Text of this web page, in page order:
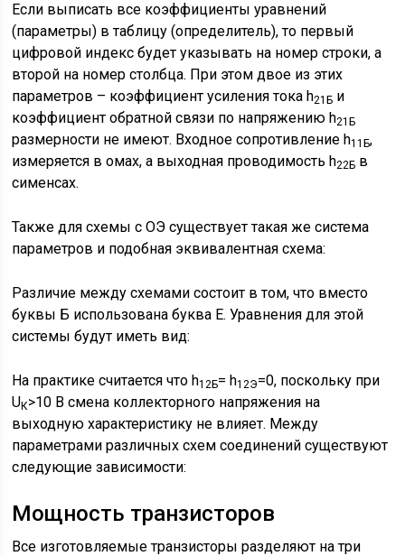
Если выписать все коэффициенты уравнений
(параметры) в таблицу (определитель), то первый
цифровой индекс будет указывать на номер строки, а
второй на номер столбца. При этом двое из этих
параметров – коэффициент усиления тока h21Б и
коэффициент обратной связи по напряжению h21Б
размерности не имеют. Входное сопротивление h11Б,
измеряется в омах, а выходная проводимость h22Б в
сименсах.
Также для схемы с ОЭ существует такая же система
параметров и подобная эквивалентная схема:
Различие между схемами состоит в том, что вместо
буквы Б использована буква Е. Уравнения для этой
системы будут иметь вид:
На практике считается что h12Б= h12Э=0, поскольку при
UК>10 В смена коллекторного напряжения на
выходную характеристику не влияет. Между
параметрами различных схем соединений существуют
следующие зависимости:
Мощность транзисторов
Все изготовляемые транзисторы разделяют на три